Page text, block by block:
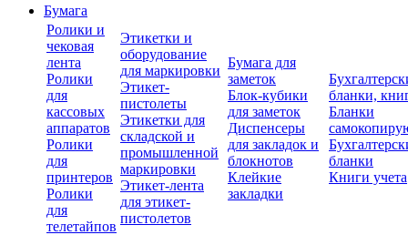
Бумага
Ролики и
чековая
лента
Ролики
для
кассовых
аппаратов
Ролики
для
принтеров
Ролики
для
телетайпов
Этикетки и
оборудование
для маркировки
Этикет-
пистолеты
Этикетки для
складской и
промышленной
маркировки
Этикет-лента
для этикет-
пистолетов
Бумага для
заметок
Блок-кубики
для заметок
Диспенсеры
для закладок и
блокнотов
Клейкие
закладки
бланки,
Бланки
бланки
Книги учета